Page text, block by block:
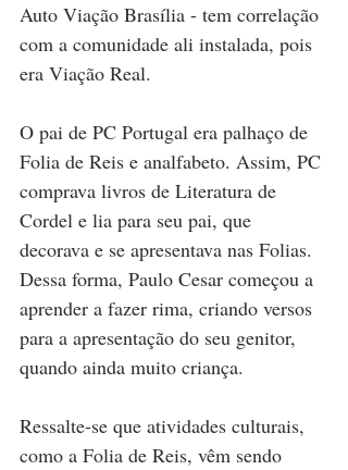
Auto Viação Brasília - tem correlação
com a comunidade ali instalada, pois
era Viação Real.
O pai de PC Portugal era palhaço de
Folia de Reis e analfabeto. Assim, PC
comprava livros de Literatura de
Cordel e lia para seu pai, que
decorava e se apresentava nas Folias.
Dessa forma, Paulo Cesar começou a
aprender a fazer rima, criando versos
para a apresentação do seu genitor,
quando ainda muito criança.
Ressalte-se que atividades culturais,
como a Folia de Reis, vêm sendo